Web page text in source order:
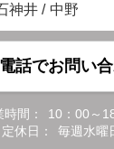
神井 / 中野
電話でお問い
間：
10：00～
定休日：
毎週水曜